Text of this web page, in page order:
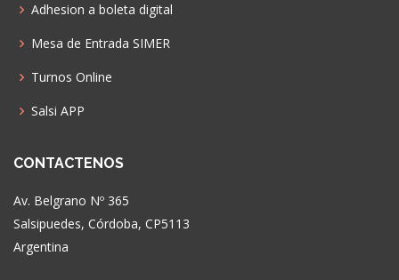
Adhesion a boleta digital
Mesa de Entrada SIMER
Turnos Online
Salsi APP
CONTACTENOS
Av. Belgrano Nº 365
Salsipuedes, Córdoba, CP5113
Argentina